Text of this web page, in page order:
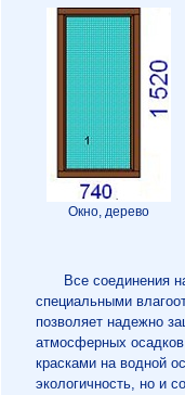
Окно, дерево
Все соединения
специальными
позволяет надежно
атмосферных
красками на водной
экологичность, но и